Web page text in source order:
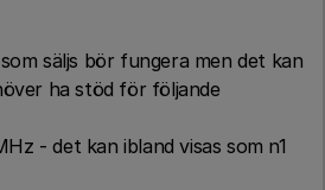
säljs bör fungera men det kan
ha stöd för följande
- det kan ibland visas som n1